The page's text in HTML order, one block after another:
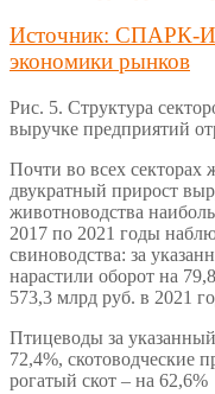
Источник: СПАРК-
экономики рынков
Рис. 5. Структура
выручке предприятий
Почти во всех секторах
двукратный прирост
животноводства
2017 по 2021 годы
свиноводства: за
нарастили оборот на
573,3 млрд руб. в 2021
Птицеводы за
72,4%,
рогатый скот – на 62,6%